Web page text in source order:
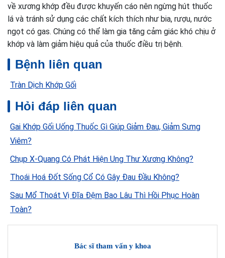
về xương khớp đều được khuyến cáo nên ngừng hút thuốc
lá và tránh sử dụng các chất kích thích như bia, rượu, nước
ngọt có gas. Chúng có thể làm gia tăng cảm giác khó chịu ở
khớp và làm giảm hiệu quả của thuốc điều trị bệnh.
Bệnh liên quan
Tràn Dịch Khớp Gối
Hỏi đáp liên quan
Gai Khớp Gối Uống Thuốc Gì Giúp Giảm Đau, Giảm Sưng
Viêm?
Chụp X-Quang Có Phát Hiện Ung Thư Xương Không?
Thoái Hoá Đốt Sống Cổ Có Gây Đau Đầu Không?
Sau Mổ Thoát Vị Đĩa Đệm Bao Lâu Thì Hồi Phục Hoàn
Toàn?
Bác sĩ tham vấn y khoa